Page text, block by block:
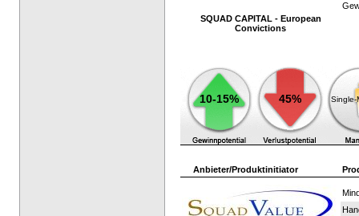
SQUAD CAPITAL - European
Convictions
10-15% 45% Single-
Anbieter/Produktinitiator